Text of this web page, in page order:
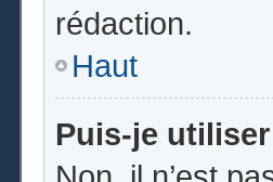
rédaction.
Haut
Puis-je utiliser